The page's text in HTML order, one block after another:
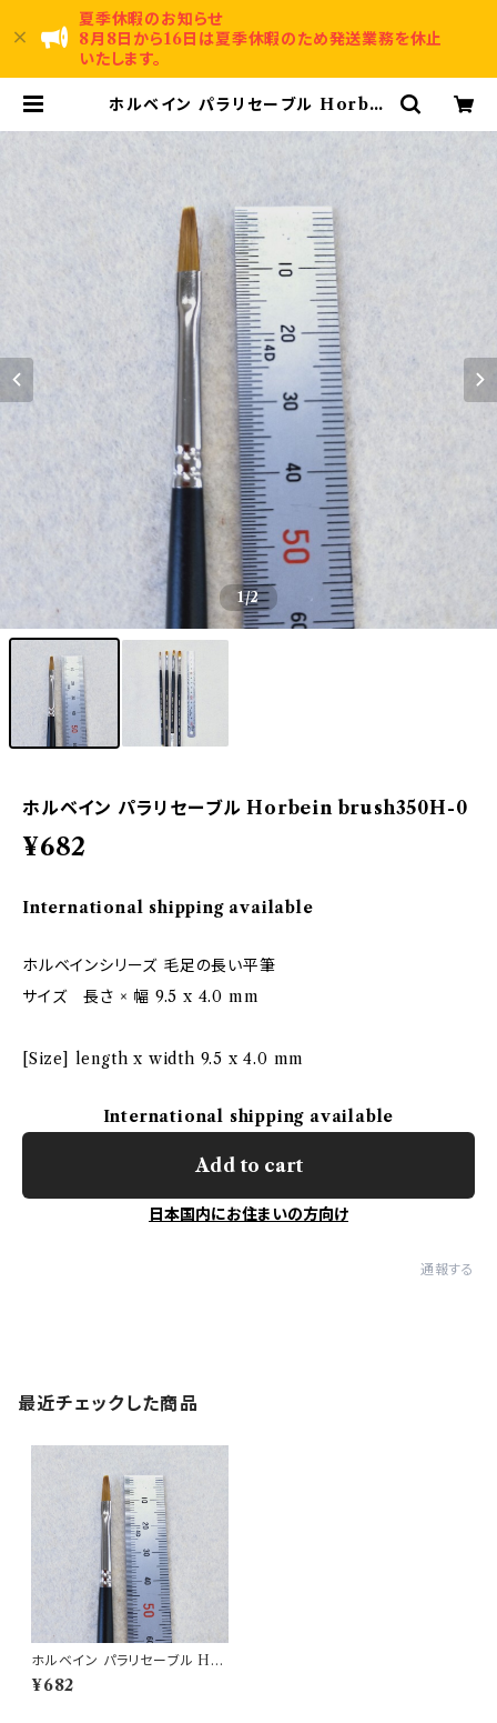
夏季休暇のお知らせ
8月8日から16日は夏季休暇のため発送業務を休止
いたします。
ホルベイン パラリセーブル Horbei
Anou Urushi Kougei～
1/2
ホルベイン パラリセーブル Horbein brush350H-0
¥682
International shipping available
ホルベインシリーズ 毛足の長い平筆
サイズ 長さ × 幅 9.5 x 4.0 mm
[Size] length x width 9.5 x 4.0 mm
International shipping available
Add to cart
日本国内にお住まいの方向け
通報する
最近チェックした商品
ホルベイン パラリセーブル Hor
bein brush350H-0
¥682